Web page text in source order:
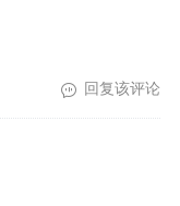
回复该评论